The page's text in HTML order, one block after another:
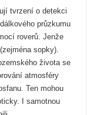
tvrzení o detekci
průzkumu
roverů. Jenže
sopky).
života se
atmosféry
Ten mohou
I samotnou